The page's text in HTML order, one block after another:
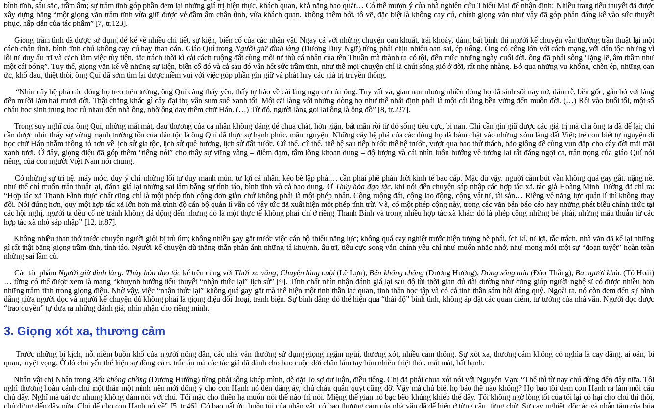
bình tĩnh, sâu sắc, trầm ấm; sự trầm tĩnh góp phần đem lại những giá trị hiện thực, khách quan, khả năng bao quát… Có thể mượn ý của nhà nghiên cứu Thiếu Mai để nhận định: Nhiều trang tiểu thuyết đã được
xây dựng bằng “một giọng văn trầm tĩnh vừa giữ được vẻ đầm ấm chân tình, vừa khách quan, không thêm bớt, tô vẽ, đặc biệt là không cay cú, chính giọng văn như vậy đã góp phần đáng kể vào sức thuyết
phục, hấp dẫn của tác phẩm” [7, tr.123].
Giọng trầm tĩnh đã được sử dụng để kể về nhiều chi tiết, sự kiện, biến cố của các nhân vật. Ngay cả với những chuyện oan khuất, trái khoáy, đáng bất bình thì người kể chuyện vẫn thường trần thuật lại một
cách chân tình, bình tĩnh chứ không cay cú hay than oán. Giáo Quí trong Người giữ đình làng (Dương Duy Ngữ) từng phải chịu nhiều oan sai, ép uổng. Ông có công lớn với cách mạng, với dân tộc nhưng vì
lối tư duy ấu trĩ và cách làm việc tùy tiện, tắc trách thời kì cải cách ruộng đất cùng mối tư thù cá nhân của tên Thuần mà thành ra có tội, đến mức những ngày cuối đời, ông đã phải sống “lặng lẽ, âm thầm như
một cái bóng”. Tuy thế, giọng văn kể về những sự kiện, biến cố đó và cả sau đó vẫn hết sức trầm tĩnh, như thể mọi chuyện chỉ là chút sóng gió ở đời, rất nhẹ nhàng. Bỏ qua những vu khống, chèn ép, những oan
ức, khổ đau, thiệt thòi, ông Quí đã sớm tìm lại được niềm vui với việc góp phần gìn giữ và phát huy các giá trị truyền thống.
“Nhìn cây hệ phả các dòng họ treo trên tường, ông Quí càng thấy yêu, thấy tự hào về cái làng ngụ cư của ông. Tuy vất vả, gian nan nhưng nhiều dòng họ đã sinh sôi nảy nở, đâm rễ, bền gốc, gắn bó với làng
đến mười lăm hai mươi đời. Thật chẳng khác gì cây đại thụ vẫn sum suê xanh tốt. Một cái làng với những dòng họ như thế nhất định phải là một cái làng bền vững đến muôn đời. (…) Rồi vào buổi tối, một số
cháu học sinh trung học rủ nhau đến nhà ông, nhờ ông dạy thêm chữ Hán. (…) Từ đó, người làng gọi lại ông là ông đồ” [8, tr.227].
Trong suy nghĩ của ông Quí, những mất mát, đau thương của cá nhân không đáng để chua chát, hờn giận, bất mãn rồi từ đó sống tiêu cực, bi nản. Chỉ cần gìn giữ được các giá trị mà cha ông ta đã để lại; chỉ
cần được nhìn thấy sự vững mạnh trường tồn của dân tộc là ông Quí đã thực sự hạnh phúc, mãn nguyện. Những cây hệ phả của các dòng họ đã bám chặt vào những xóm làng đất Việt; trẻ con biết tự nguyện đi
học chữ Hán nhằm thông tỏ hơn về lịch sử gia tộc, lịch sử quê hương, lịch sử đất nước. Cứ thế, cứ thế, thế hệ sau tiếp bước thế hệ trước, vượt qua bao thử thách, bão giông để cùng vun đắp cho cây đời mãi mãi
xanh tươi. Ở đây, giọng điệu đã góp thêm “tiếng nói” cho thấy sự vững vàng – điềm đạm, tấm lòng khoan dung – độ lượng và cái nhìn luôn hướng về tương lai rất đáng ngợi ca, trân trọng của giáo Quí nói
riêng, của con người Việt Nam nói chung.
Có những sự trì trệ, máy móc, duy ý chí; những lối tư duy manh mún, tư lợi cá nhân, kéo bè lập phái… cần phải phê phán thời kinh tế bao cấp. Mặc dù vậy, người cầm bút vẫn không quá gay gắt, nặng nề,
như thể chỉ muốn trần thuật lại, đánh giá lại những sai lầm bằng sự tỉnh táo, bình tĩnh và cả bao dung. Ở Thủy hỏa đạo tặc, khi nói đến chuyện sáp nhập các hợp tác xã, tác giả Hoàng Minh Tường đã chỉ ra:
“Hợp tác xã Thanh Bình thực chất cũng chỉ là một phép tính cộng đơn giản chứ không phải là một phép nhân. Cộng ruộng đất, cộng lao động, cộng vật tư, tài sản… Riêng về năng lực quản lí thì không thay
đổi. Nói đúng hơn, quy một hợp tác xã lớn hơn mà trình độ cán bộ quản lí vẫn có vậy tức đã xuất hiện một phép tính trừ. Và, có một phép cộng này, trong các văn bản báo cáo hay những phát biểu chính thức tại
các hội nghị, người ta đều cố né tránh không đả động đến nhưng đó là một thực tế không phải chỉ ở riêng Thanh Bình và trong nhiều hợp tác xã khác: đó là phép cộng những bè phái, những mâu thuẫn từ các
hợp tác xã nhỏ sáp nhập” [12, tr.87].
Không nhiều than thở trước chuyện người giỏi bị trù úm; không nhiều gay gắt trước việc cán bộ thiếu năng lực; không quá cay nghiệt trước hiện tượng bè phái, ích kỉ, tư lợi, tắc trách, nhà văn đã kể lại những
gì rất thật bằng giọng trầm tĩnh, tỉnh táo. Người kể chuyện dù thẳng thắn phản ánh những tả khuynh, ấu trĩ, tiêu cực song vẫn chính yếu chỉ như muốn nhắc nhở, như mong mỏi một sự “đoạn tuyệt” hoàn toàn
những sai lầm cũ.
Các tác phẩmNgười giữ đình làng, Thủy hỏa đạo tặckể trên cùng với Thời xa vắng, Chuyện làng cuội (Lê Lựu), Bến không chồng(Dương Hướng), Dòng sông mía (Đào Thắng), Ba người khác(Tô Hoài)
… từng có thể được xem là mang “khuynh hướng tiểu thuyết “nhận thức lại” lịch sử” [9]. Tính chất nhìn nhận đánh giá lại sau độ lùi thời gian đủ dài dường như cũng giúp người nghệ sĩ có được nhiều hơn
những trầm tĩnh trong giọng điệu. Nhờ vậy, việc “nhận thức lại” không quá gay gắt mà thể hiện một tinh thần lạc quan, tinh thần học tập và có cả tinh thần sám hối đáng quý. Ngoài ra, nó còn đem đến sự bình
đẳng giữa người đọc và người kể chuyện dù không phải là giọng điệu đối thoại, tranh biện. Sự bình đẳng đó thể hiện qua “thái độ” bình tĩnh, không áp đặt các quan điểm, tư tưởng của nhà văn. Người đọc được
“trao quyền” tự đưa ra những đánh giá, nhìn nhận cho riêng mình.
3. Giọng xót xa, thương cảm
Trước những bi kịch, nỗi niềm buồn khổ của người nông dân, các nhà văn thường sử dụng giọng ngậm ngùi, thương xót, nhiều cảm thông. Sự xót xa, thương cảm không có nghĩa là cay đắng, ai oán, bi
quan, tuyệt vọng. Ở đó chủ yếu thể hiện sự đồng cảm, trắc ẩn mà các tác giả đã dành cho bao cuộc đời chân lấm tay bùn nhiều thiệt thòi, mất mát, bất hạnh.
Nhân vật chị Nhân trong Bến không chồng (Dương Hướng) từng phải sống khép mình, dè dặt, lo sợ dư luận, điều tiếng. Chị đã phải chua xót nói với Nguyễn Vạn: “Thế thì từ nay chú đừng đến đây nữa. Tôi
nghĩ thương hoàn cảnh chú một thân một mình nên mới đồng ý cho con Hạnh nó đến đằng ấy, chú cháu quấn quýt cũng đỡ. Vậy mà chú biết họ bảo thế nào không? Họ bảo tôi đem con Hạnh ra làm mồi câu
chú đấy. Nghĩ mà uất ức nhưng không dám nói với chú. Tôi mặc cho thiên hạ muốn nói thế nào thì nói. Miệng thế gian nó bạc bẽo khủng khiếp thế đấy. Tôi không ngờ lòng tốt của tôi lại có hại cho chú thì thôi,
chú đừng đến đây nữa. Chú để cho con Hạnh nó về” [5, tr.46]. Có bao uất ức, buồn tủi của nhân vật, có bao thương cảm của nhà văn đã để hiện ở từng câu, từng chữ. Sự cay nghiệt, độc ác và nhẫn tâm của búa